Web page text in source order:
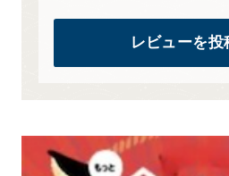
レビューを投